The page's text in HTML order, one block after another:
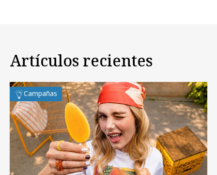
Artículos recientes
Campañas